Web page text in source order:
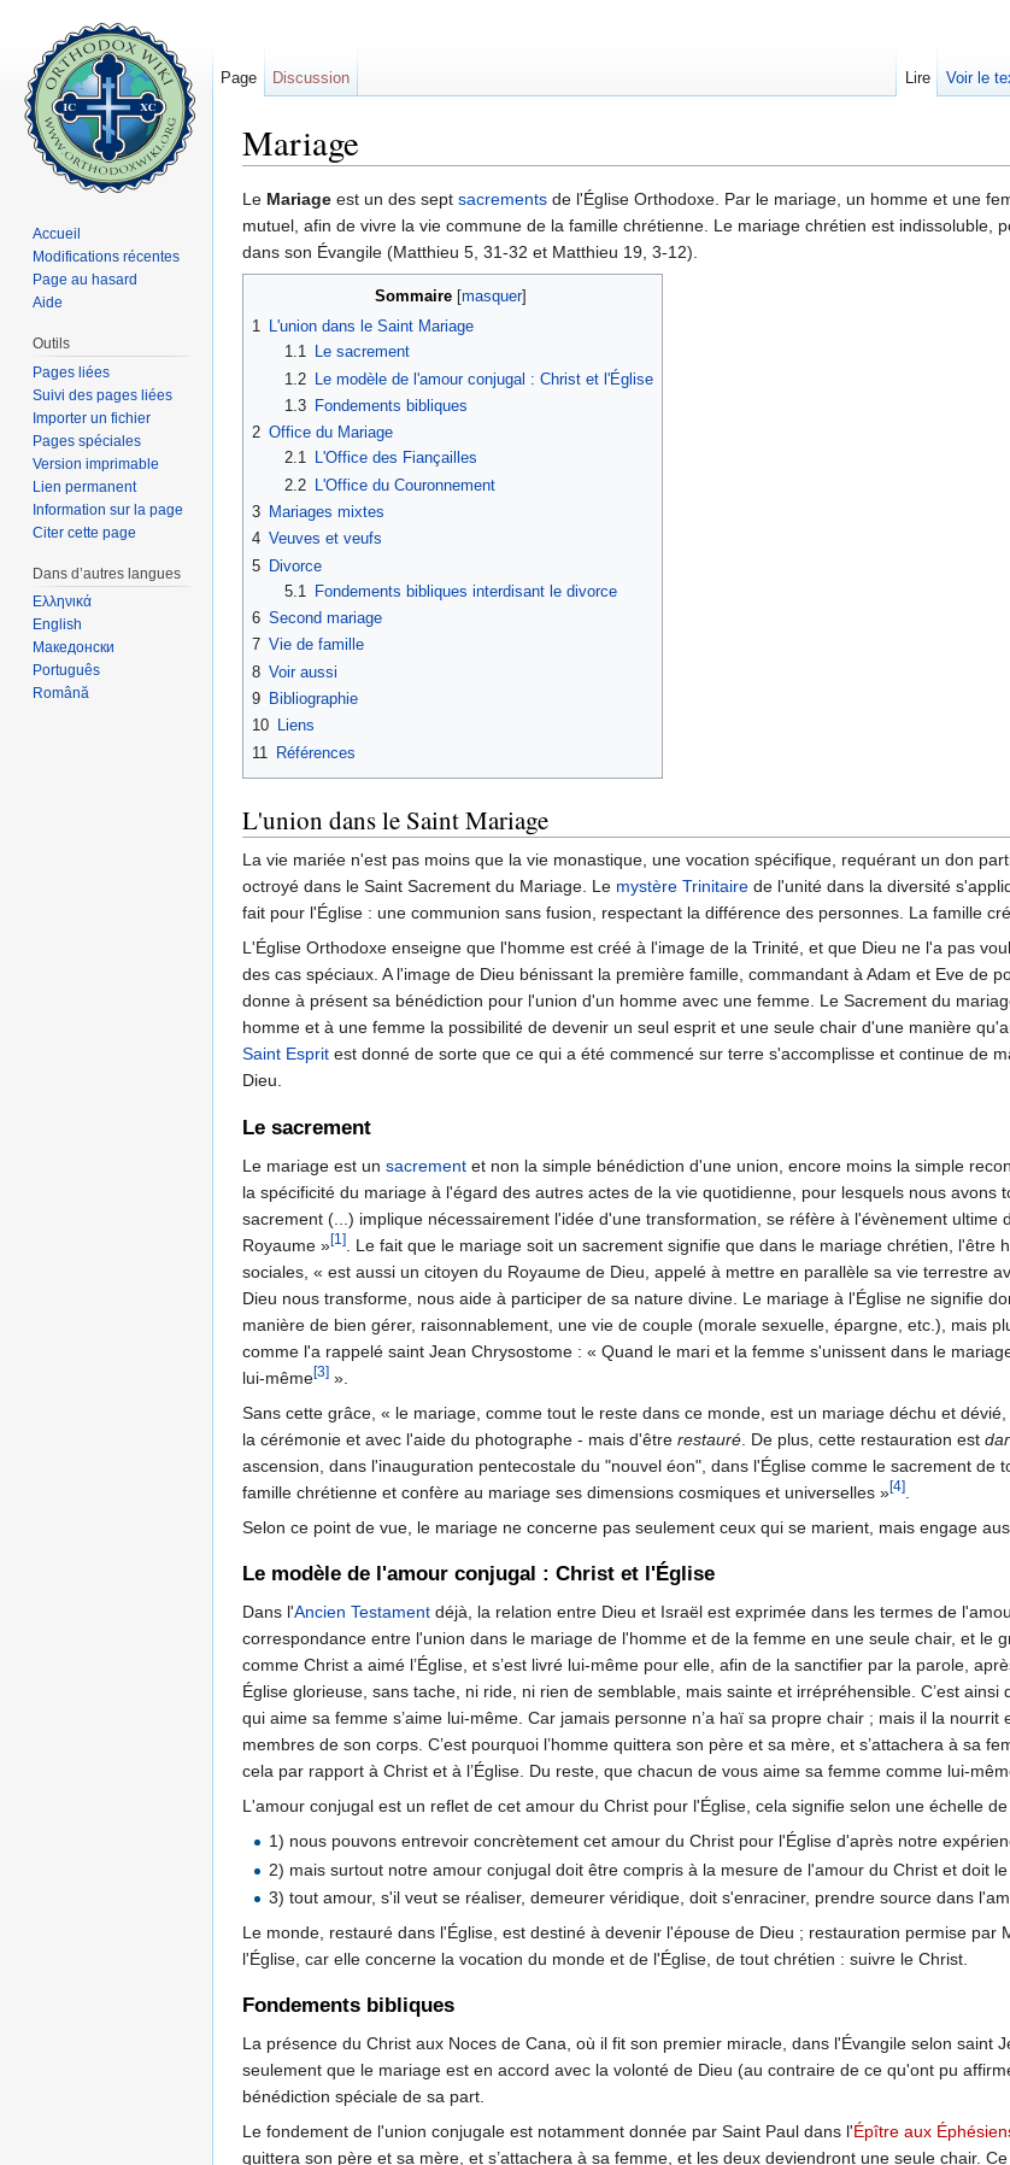
Mariage
Le Mariage est un des sept sacrements de l'Église Orthodoxe. Par le mariage, un homme et une
mutuel, afin de vivre la vie commune de la famille chrétienne. Le mariage chrétien est indissoluble,
dans son Évangile (Matthieu 5, 31-32 et Matthieu 19, 3-12).
Sommaire[ masquer]
1 L'union dans le Saint Mariage
1.1
Le sacrement
1.2
Le modèle de l'amour conjugal : Christ et l'Église
1.3
Fondements bibliques
2 Office du Mariage
2.1
L'Office des Fiançailles
2.2
L'Office du Couronnement
3 Mariages mixtes
4 Veuves et veufs
5 Divorce
5.1
Fondements bibliques interdisant le divorce
6 Second mariage
7 Vie de famille
8 Voir aussi
9 Bibliographie
10 Liens
11
Références
L'union dans le Saint Mariage
La vie mariée n'est pas moins que la vie monastique, une vocation spécifique, requérant un don
octroyé dans le Saint Sacrement du Mariage. Le mystère Trinitaire de l'unité dans la diversité
fait pour l'Église : une communion sans fusion, respectant la différence des personnes. La famille
L'Église Orthodoxe enseigne que l'homme est créé à l'image de la Trinité, et que Dieu ne l'a pas
des cas spéciaux. A l'image de Dieu bénissant la première famille, commandant à Adam et Eve de
donne à présent sa bénédiction pour l'union d'un homme avec une femme. Le Sacrement du
homme et à une femme la possibilité de devenir un seul esprit et une seule chair d'une manière
Saint Esprit est donné de sorte que ce qui a été commencé sur terre s'accomplisse et continue de
Dieu.
Le sacrement
Le mariage est un sacrement et non la simple bénédiction d'une union, encore moins la simple
la spécificité du mariage à l'égard des autres actes de la vie quotidienne, pour lesquels nous
sacrement (...) implique nécessairement l'idée d'une transformation, se réfère à l'évènement
Royaume »[1]
. Le fait que le mariage soit un sacrement signifie que dans le mariage chrétien,
sociales, « est aussi un citoyen du Royaume de Dieu, appelé à mettre en parallèle sa vie terrestre
Dieu nous transforme, nous aide à participer de sa nature divine. Le mariage à l'Église ne signifie
manière de bien gérer, raisonnablement, une vie de couple (morale sexuelle, épargne, etc.), mais
comme l'a rappelé saint Jean Chrysostome : « Quand le mari et la femme s'unissent dans le
lui-même[3] ».
Sans cette grâce, « le mariage, comme tout le reste dans ce monde, est un mariage déchu et
la cérémonie et avec l'aide du photographe - mais d'être restauré . De plus, cette restauration est
ascension, dans l'inauguration pentecostale du "nouvel éon", dans l'Église comme le sacrement
famille chrétienne et confère au mariage ses dimensions cosmiques et universelles »[4]
Selon ce point de vue, le mariage ne concerne pas seulement ceux qui se marient, mais engage
Le modèle de l'amour conjugal : Christ et l'Église
Dans l'Ancien Testament déjà, la relation entre Dieu et Israël est exprimée dans les termes de
correspondance entre l'union dans le mariage de l'homme et de la femme en une seule chair, et le
comme Christ a aimé l’Église, et s’est livré lui-même pour elle, afin de la sanctifier par la parole,
Église glorieuse, sans tache, ni ride, ni rien de semblable, mais sainte et irrépréhensible. C’est
qui aime sa femme s’aime lui-même. Car jamais personne n’a haï sa propre chair ; mais il la
membres de son corps. C’est pourquoi l’homme quittera son père et sa mère, et s’attachera à sa
cela par rapport à Christ et à l’Église. Du reste, que chacun de vous aime sa femme comme lui-
L'amour conjugal est un reflet de cet amour du Christ pour l'Église, cela signifie selon une échelle
1) nous pouvons entrevoir concrètement cet amour du Christ pour l'Église d'après notre
2) mais surtout notre amour conjugal doit être compris à la mesure de l'amour du Christ et doit
3) tout amour, s'il veut se réaliser, demeurer véridique, doit s'enraciner, prendre source dans
Le monde, restauré dans l'Église, est destiné à devenir l'épouse de Dieu ; restauration permise
l'Église, car elle concerne la vocation du monde et de l'Église, de tout chrétien : suivre le Christ.
Fondements bibliques
La présence du Christ aux Noces de Cana, où il fit son premier miracle, dans l'Évangile selon
seulement que le mariage est en accord avec la volonté de Dieu (au contraire de ce qu'ont pu
bénédiction spéciale de sa part.
Le fondement de l'union conjugale est notamment donnée par Saint Paul dans l'Épître aux
quittera son père et sa mère, et s’attachera à sa femme, et les deux deviendront une seule chair.
Page Discussion Lire Voir le
Accueil
Modifications récentes
Page au hasard
Aide
Outils
Pages liées
Suivi des pages liées
Importer un fichier
Pages spéciales
Version imprimable
Lien permanent
Information sur la page
Citer cette page
Dans d’autres langues
Ελληνικά
English
Македонски
Português
Română